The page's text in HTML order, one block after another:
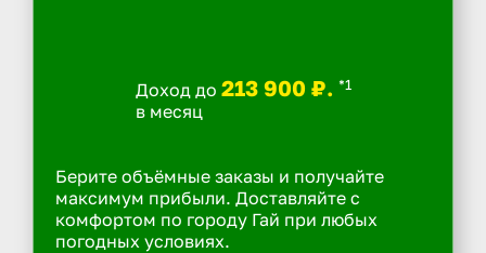
Доход до 213 900 ₽. *1
в месяц
Берите объёмные заказы и получайте
максимум прибыли. Доставляйте с
комфортом по городу Гай при любых
погодных условиях.